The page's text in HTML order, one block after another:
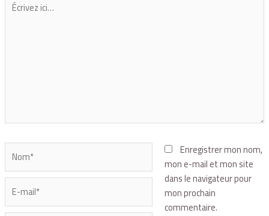
Enregistrer mon nom,
mon e-mail et mon site
dans le navigateur pour
mon prochain
commentaire.